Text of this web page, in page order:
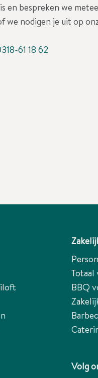
en bespreken we
we nodigen je uit op
61 18 62
Totaal
BBQ
Volg